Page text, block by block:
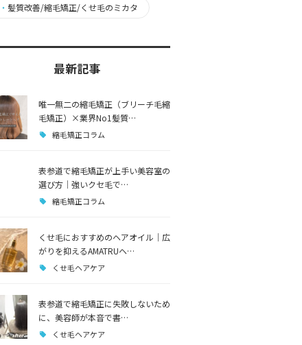
・ 髪質改善/縮毛矯正/くせ毛のミカタ
最新記事
唯一無二の縮毛矯正（ブリーチ毛縮
毛矯正）×業界No1髪質…
縮毛矯正コラム
表参道で縮毛矯正が上手い美容室の
選び方｜強いクセ毛で…
縮毛矯正コラム
くせ毛におすすめのヘアオイル｜広
がりを抑えるAMATRUヘ…
くせ毛ヘアケア
表参道で縮毛矯正に失敗しないため
に、美容師が本音で書…
くせ毛ヘアケア